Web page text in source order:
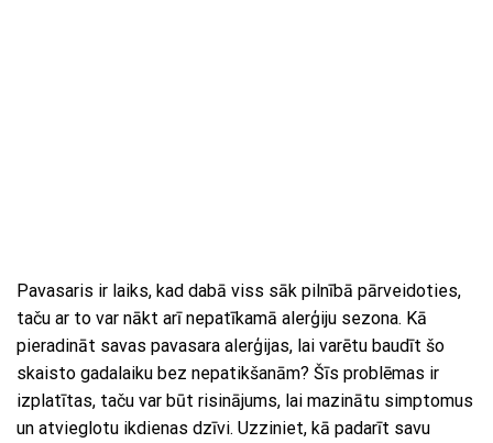
Pavasaris ir laiks, kad dabā viss sāk pilnībā pārveidoties,
taču ar to var nākt arī nepatīkamā alerģiju sezona. Kā
pieradināt savas pavasara alerģijas, lai varētu baudīt šo
skaisto gadalaiku bez nepatikšanām? Šīs problēmas ir
izplatītas, taču var būt risinājums, lai mazinātu simptomus
un atvieglotu ikdienas dzīvi. Uzziniet, kā padarīt savu